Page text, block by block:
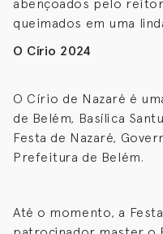
abençoados pelo
queimados em uma
O Círio 2024
O Círio de Nazaré é
de Belém, Basílica
Festa de Nazaré,
Prefeitura de Belém.
Até o momento, a